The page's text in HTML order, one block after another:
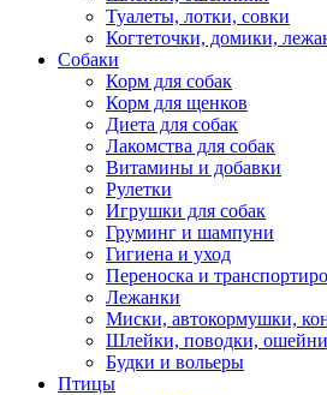
Туалеты, лотки, совки
Когтеточки, домики,
Собаки
Корм для собак
Корм для щенков
Диета для собак
Лакомства для собак
Витамины и добавки
Рулетки
Игрушки для собак
Груминг и шампуни
Гигиена и уход
Переноска и
Лежанки
Миски, автокормушки,
Шлейки, поводки,
Будки и вольеры
Птицы